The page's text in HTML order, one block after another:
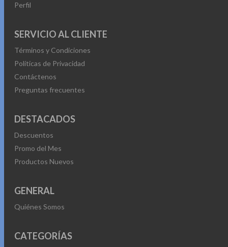
Perfil
SERVICIO AL CLIENTE
Términos y Condiciones
Políticas de Privacidad
Contáctenos
Preguntas frecuentes
DESTACADOS
Descuentos
Promo del Mes
Productos Nuevos
GENERAL
Quiénes Somos
CATEGORÍAS